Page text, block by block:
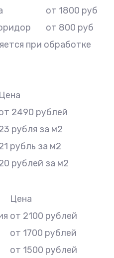
от 1800 руб
от 800 руб
при обработке
Цена
2490 рублей
рубля за м2
рубль за м2
рублей за м2
Цена
от 2100 рублей
от 1700 рублей
от 1500 рублей